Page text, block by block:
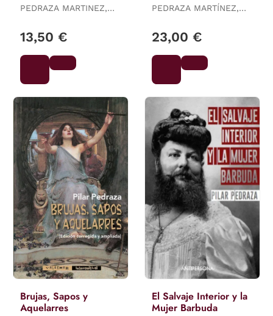
PEDRAZA MARTINEZ,
13,50 €
PEDRAZA MARTÍNEZ,
23,00 €
Brujas, Sapos y
Aquelarres
El Salvaje Interior y la
Mujer Barbuda